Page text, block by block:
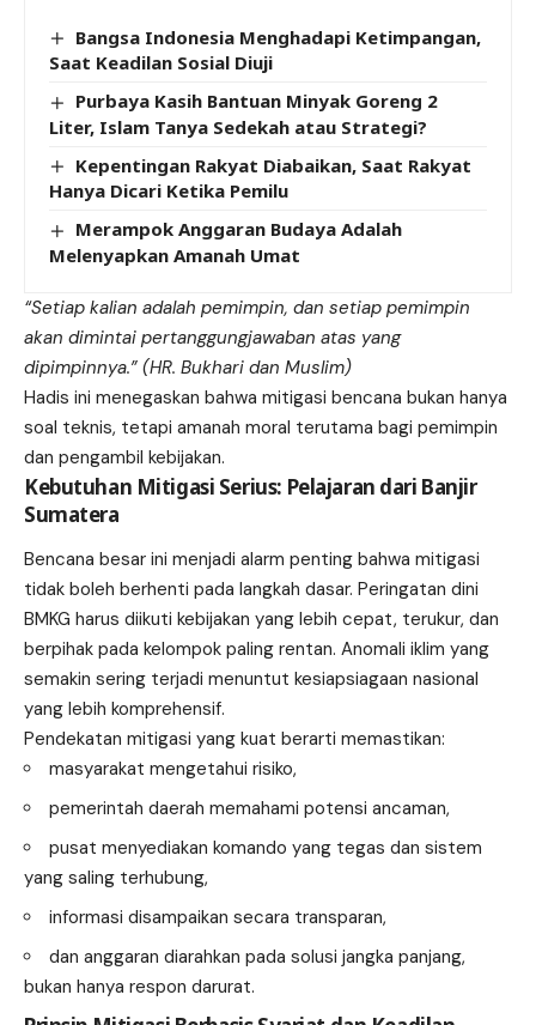
Bangsa Indonesia Menghadapi Ketimpangan,
Saat Keadilan Sosial Diuji
Purbaya Kasih Bantuan Minyak Goreng 2
Liter, Islam Tanya Sedekah atau Strategi?
Kepentingan Rakyat Diabaikan, Saat Rakyat
Hanya Dicari Ketika Pemilu
Merampok Anggaran Budaya Adalah
Melenyapkan Amanah Umat
“Setiap kalian adalah pemimpin, dan setiap pemimpin
akan dimintai pertanggungjawaban atas yang
dipimpinnya.” (HR. Bukhari dan Muslim)
Hadis ini menegaskan bahwa mitigasi bencana bukan hanya
soal teknis, tetapi amanah moral terutama bagi pemimpin
dan pengambil kebijakan.
Kebutuhan Mitigasi Serius: Pelajaran dari Banjir
Sumatera
Bencana besar ini menjadi alarm penting bahwa mitigasi
tidak boleh berhenti pada langkah dasar. Peringatan dini
BMKG harus diikuti kebijakan yang lebih cepat, terukur, dan
berpihak pada kelompok paling rentan. Anomali iklim yang
semakin sering terjadi menuntut kesiapsiagaan nasional
yang lebih komprehensif.
Pendekatan mitigasi yang kuat berarti memastikan:
masyarakat mengetahui risiko,
pemerintah daerah memahami potensi ancaman,
pusat menyediakan komando yang tegas dan sistem
yang saling terhubung,
informasi disampaikan secara transparan,
dan anggaran diarahkan pada solusi jangka panjang,
bukan hanya respon darurat.